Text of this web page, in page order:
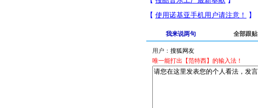
我来说两句 全部跟贴
用户：
唯一能打出【范特西】的输入法！